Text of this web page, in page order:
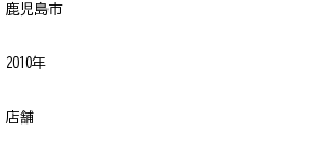
鹿児島市
2010年
店舗